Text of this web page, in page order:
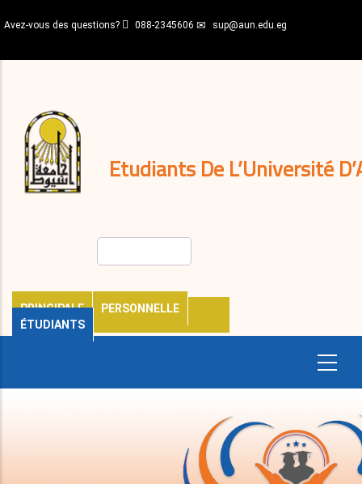
au
principal
Avez-vous des questions? 088-2345606 sup@aun.edu.eg
Etudiants De L’Université
PRINCIPALE
PERSONNELLE
ÉTUDIANTS
décisions
Expatriés
Journal